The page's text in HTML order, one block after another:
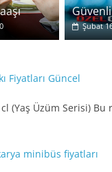
Şubat
Fiyatları Güncel
cl (Yaş Üzüm Serisi) Bu
minibüs fiyatları